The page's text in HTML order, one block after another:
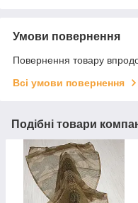
Умови повернення
Повернення товару
Всі умови повернення
Подібні товари